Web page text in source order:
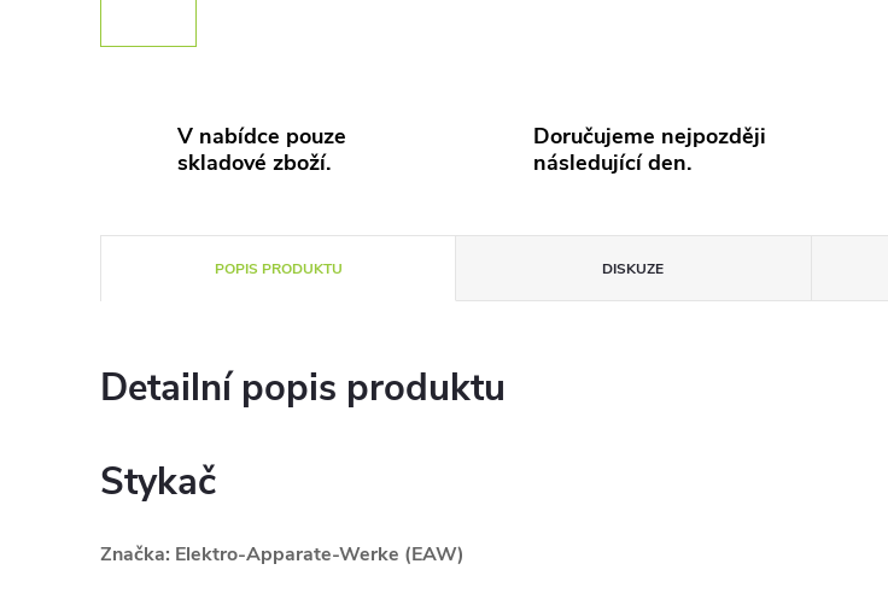
V nabídce pouze
skladové zboží.
Doručujeme nejpozději
následující den.
POPIS PRODUKTU DISKUZE
Detailní popis produktu
Stykač
Značka: Elektro-Apparate-Werke (EAW)